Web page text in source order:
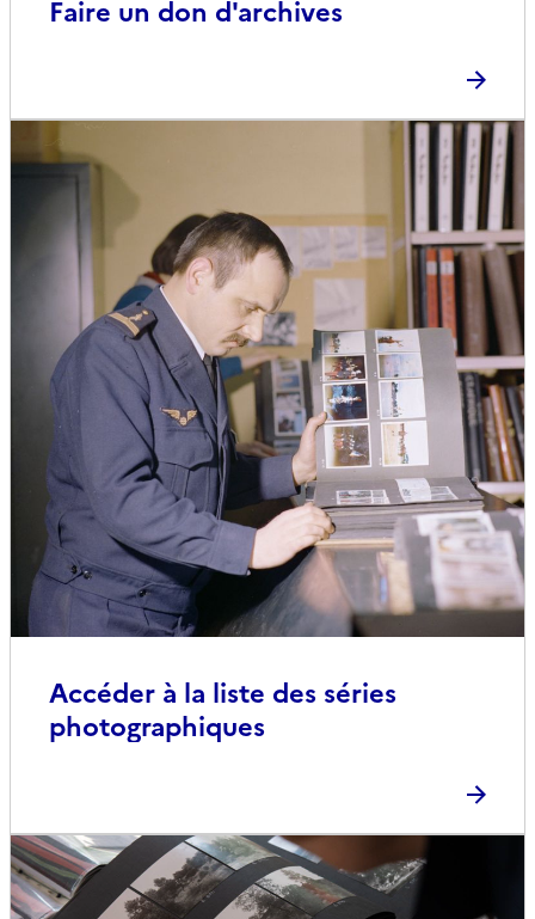
Faire un don d'archives
Accéder à la liste des séries
photographiques